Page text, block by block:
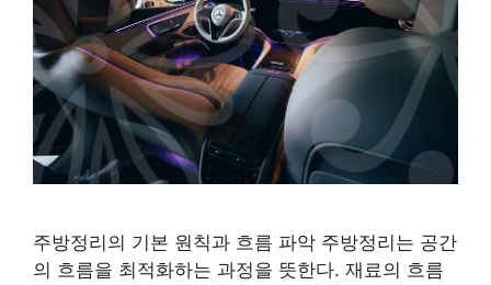
주방정리의 기본 원칙과 흐름 파악 주방정리는 공간
의 흐름을 최적화하는 과정을 뜻한다. 재료의 흐름